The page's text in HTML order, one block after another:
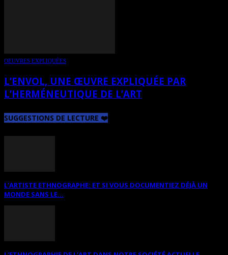
OEUVRES EXPLIQUÉES
L’ENVOL, UNE ŒUVRE EXPLIQUÉE PAR
L’HERMÉNEUTIQUE DE L’ART
SUGGESTIONS DE LECTURE ❤️
L’ARTISTE ETHNOGRAPHE: ET SI VOUS DOCUMENTIEZ DÉJÀ UN
MONDE SANS LE...